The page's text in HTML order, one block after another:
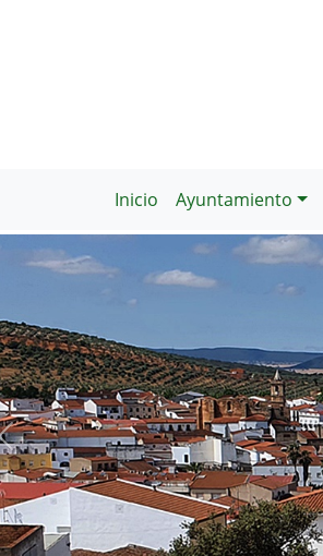
Inicio Ayuntamiento